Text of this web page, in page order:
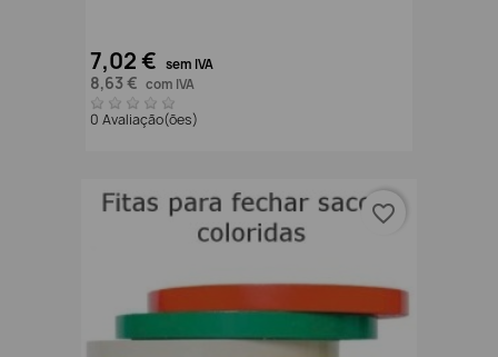
7,02 € sem IVA
8,63 € com IVA
0 Avaliação(ões)
favorite_border